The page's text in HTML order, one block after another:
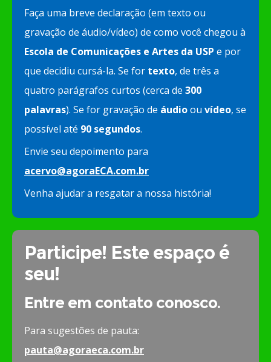
Faça uma breve declaração (em texto ou
gravação de áudio/vídeo) de como você chegou à
Escola de Comunicações e Artes da USP e por
que decidiu cursá-la. Se for texto, de três a
quatro parágrafos curtos (cerca de 300
palavras). Se for gravação de áudioou vídeo, se
possível até 90 segundos.
Envie seu depoimento para
acervo@agoraECA.com.br
Venha ajudar a resgatar a nossa história!
Participe! Este espaço é
seu!
Entre em contato conosco.
Para sugestões de pauta:
pauta@agoraeca.com.br